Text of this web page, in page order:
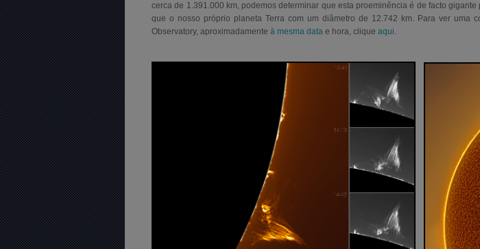
cerca de 1.391.000 km, podemos determinar que esta proeminência é de facto
que o nosso próprio planeta Terra com um diâmetro de 12.742 km. Para ver uma
Observatory, aproximadamenteà mesma data e hora, cliqueaqui.